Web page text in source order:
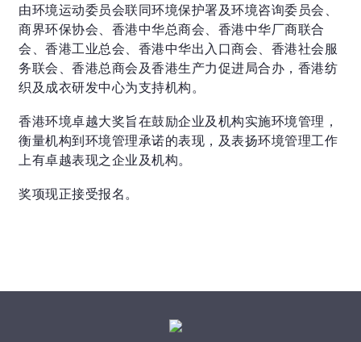
由环境运动委员会联同环境保护署及环境咨询委员会、
商界环保协会、香港中华总商会、香港中华厂商联合
会、香港工业总会、香港中华出入口商会、香港社会服
务联会、香港总商会及香港生产力促进局合办，香港纺
织及成衣研发中心为支持机构。
香港环境卓越大奖旨在鼓励企业及机构实施环境管理，
衡量机构到环境管理承诺的表现，及表扬环境管理工作
上有卓越表现之企业及机构。
奖项现正接受报名。